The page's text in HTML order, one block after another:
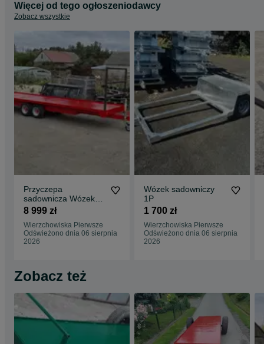
Więcej od tego ogłoszeniodawcy
Zobacz wszystkie
Przyczepa
sadownicza Wózek
Platforma
8 999 zł
Wierzchowiska Pierwsze
Odświeżono dnia 06 sierpnia
2026
Wózek sadowniczy
1P
1 700 zł
Wierzchowiska Pierwsze
Odświeżono dnia 06 sierpnia
2026
Zobacz też